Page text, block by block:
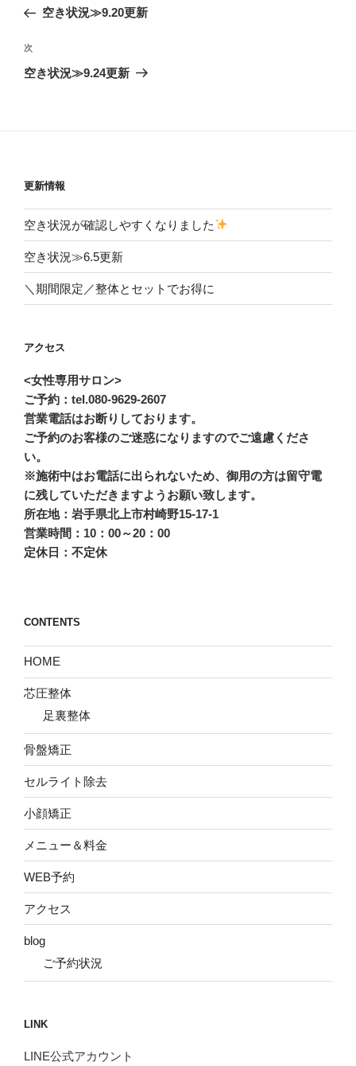
ナ
ビ
ゲ
の
稿
空き状況≫9.20更新
次
の
次
空き状況≫9.24更新
更新情報
空き状況が確認しやすくなりました
空き状況≫6.5更新
＼期間限定／整体とセットでお得に
アクセス
<女性専用サロン>
ご予約：tel.080-9629-2607
営業電話はお断りしております。
ご予約のお客様のご迷惑になりますのでご遠慮くださ
い。
※施術中はお電話に出られないため、御用の方は留守電
に残していただきますようお願い致します。
所在地：岩手県北上市村崎野15-17-1
営業時間：10：00～20：00
定休日：不定休
CONTENTS
HOME
芯圧整体
足裏整体
骨盤矯正
セルライト除去
小顔矯正
メニュー＆料金
WEB予約
アクセス
blog
ご予約状況
LINK
LINE公式アカウント